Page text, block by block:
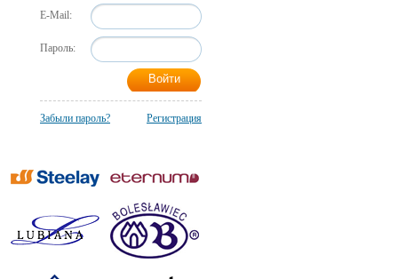
E-Mail:
Пароль:
Забыли пароль? Регистрация